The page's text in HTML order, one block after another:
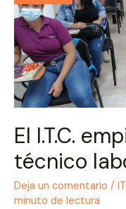
El I.T.C.
técnico
Deja un comentario /
minuto de lectura